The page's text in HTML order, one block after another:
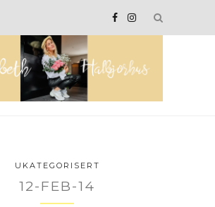
UKATEGORISERT
12-FEB-14